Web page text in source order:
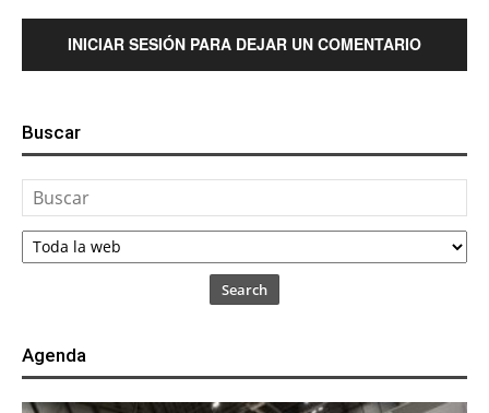
INICIAR SESIÓN PARA DEJAR UN COMENTARIO
Buscar
Search
Agenda